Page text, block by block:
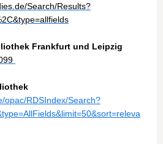
Search/Results?
Frankfurt und Leipzig
opac/RDSIndex/Search?